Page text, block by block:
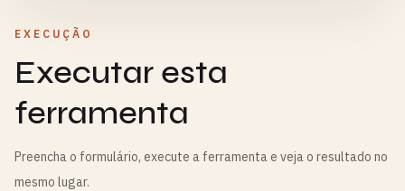
EXECUÇÃO
Executar esta
ferramenta
Preencha o formulário, execute a ferramenta e veja o resultado no
mesmo lugar.